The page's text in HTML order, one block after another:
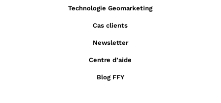
Technologie Geomarketing
Cas clients
Newsletter
Centre d’aide
Blog FFY